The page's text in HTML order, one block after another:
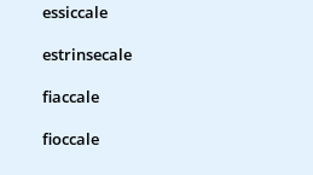
essiccale
estrinsecale
fiaccale
fioccale